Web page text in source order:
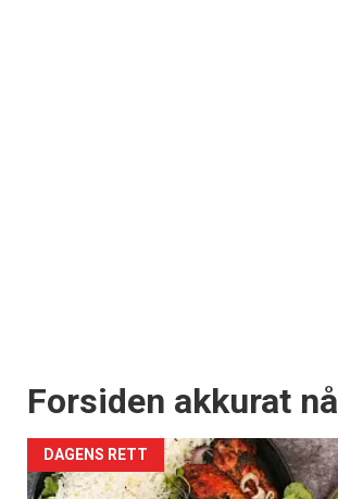
Forsiden akkurat nå
DAGENS RETT